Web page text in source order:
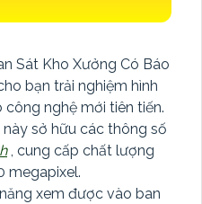
Sát Kho Xưởng Có Báo
bạn trải nghiệm hình
nghệ mới tiên tiến.
sở hữu các thông số
, cung cấp chất lượng
megapixel.
xem được vào ban